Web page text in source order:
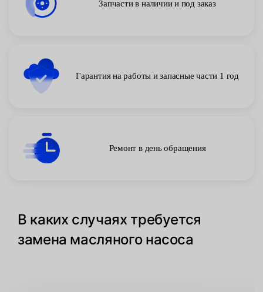
Запчасти в наличии и под заказ
Гарантия на работы и запасные части 1 год
Ремонт в день обращения
В каких случаях требуется
замена масляного насоса